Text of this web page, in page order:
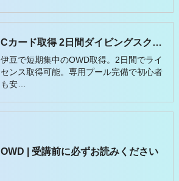
Cカード取得 2日間ダイビングスクール
伊豆で短期集中のOWD取得。2日間でライ
センス取得可能。専用プール完備で初心者
も安…
OWD | 受講前に必ずお読みください